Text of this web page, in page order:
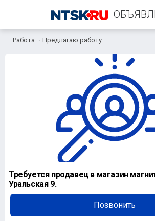
+7 (950) 185-17-19
Работа Предлагаю работу
Требуется продавец в магазин
Уральская 9.
Позвонить